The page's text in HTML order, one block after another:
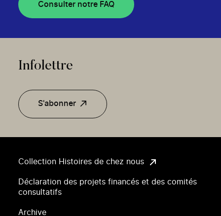
Collection Histoires de chez nous
Déclaration des projets financés et des comités
consultatifs
Archive
Consulter notre FAQ
Infolettre
S'abonner